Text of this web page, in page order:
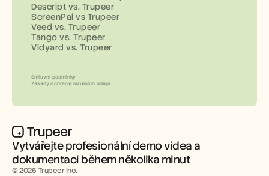
Vytvářejte profesionální demo videa a
dokumentaci během několika minut
© 2026 Trupeer Inc.
Descript vs. Trupeer
ScreenPal vs Trupeer
Veed vs. Trupeer
Tango vs. Trupeer
Vidyard vs. Trupeer
Smluvní podmínky
Zásady ochrany osobních údajů